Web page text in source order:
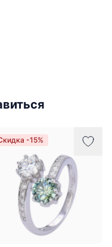
-15%